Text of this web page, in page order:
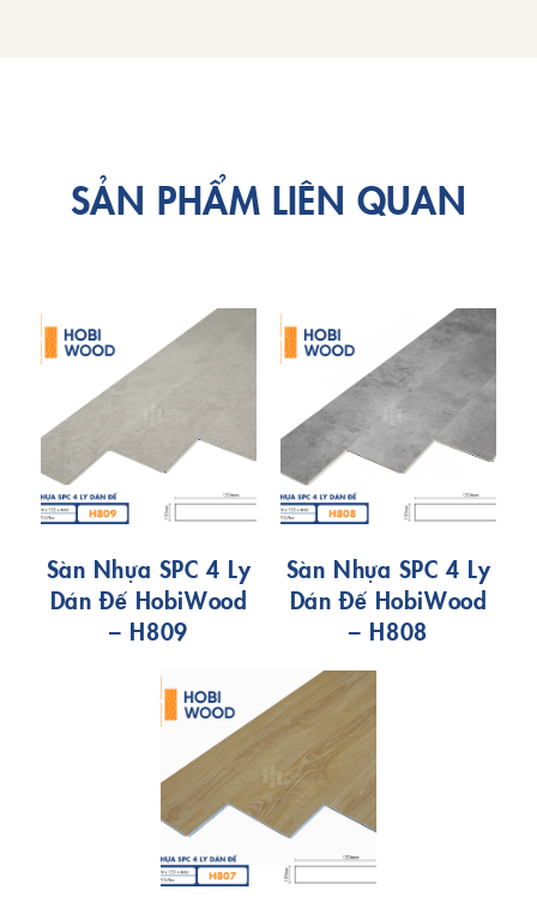
SẢN PHẨM LIÊN QUAN
Sàn Nhựa SPC 4 Ly
Dán Đế HobiWood
– H809
Sàn Nhựa SPC 4 Ly
Dán Đế HobiWood
– H808